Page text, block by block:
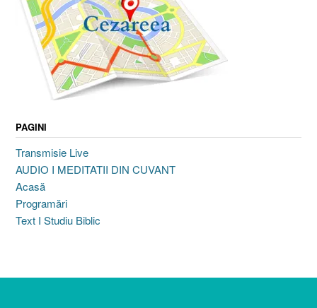
PAGINI
Transmisie Live
AUDIO I MEDITATII DIN CUVANT
Acasă
Programări
Text I Studiu Biblic